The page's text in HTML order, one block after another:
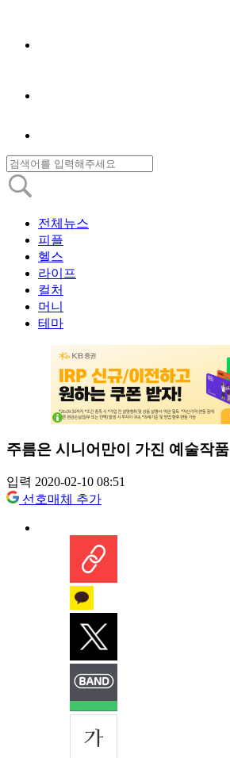
전체뉴스
피플
헬스
라이프
컬처
머니
테마
주름은 시니어만이 가진 예술작품
입력 2020-02-10 08:51
선호매체 추가